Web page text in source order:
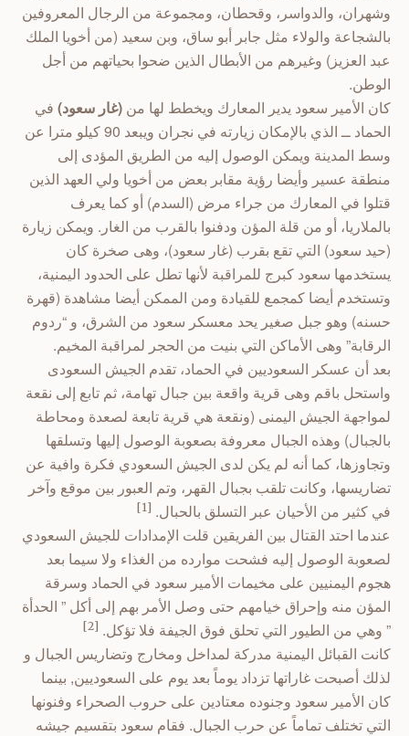
وشهران، والدواسر، وقحطان، ومجموعة من الرجال المعروفين
بالشجاعة والولاء مثل جابر أبو ساق، وبن سعيد (من أخويا الملك
عبد العزيز) وغيرهم من الأبطال الذين ضحوا بحياتهم من أجل
الوطن.
كان الأمير سعود يدير المعارك ويخطط لها من (غار سعود) في
الحماد ــ الذي بالإمكان زيارته في نجران ويبعد 90 كيلو مترا عن
وسط المدينة ويمكن الوصول إليه من الطريق المؤدى إلى
منطقة عسير وأيضا رؤية مقابر بعض من أخويا ولي العهد الذين
قتلوا في المعارك من جراء مرض (السدم) أو كما يعرف
بالملاريا، أو من قلة المؤن ودفنوا بالقرب من الغار. ويمكن زيارة
(حيد سعود) التي تقع بقرب (غار سعود)، وهى صخرة كان
يستخدمها سعود كبرج للمراقبة لأنها تطل على الحدود اليمنية،
وتستخدم أيضا كمجمع للقيادة ومن الممكن أيضا مشاهدة (قهرة
حسنه) وهو جبل صغير يحد معسكر سعود من الشرق، و “ردوم
الرقابة” وهى الأماكن التي بنيت من الحجر لمراقبة المخيم.
بعد أن عسكر السعوديين في الحماد، تقدم الجيش السعودى
واستحل باقم وهى قرية واقعة بين جبال تهامة، ثم تابع إلى نقعة
لمواجهة الجيش اليمنى (ونقعة هي قرية تابعة لصعدة ومحاطة
بالجبال) وهذه الجبال معروفة بصعوبة الوصول إليها وتسلقها
وتجاوزها، كما أنه لم يكن لدى الجيش السعودي فكرة وافية عن
تضاريسها، وكانت تلقب بجبال القهر، وتم العبور بين موقع وآخر
في كثير من الأحيان عبر التسلق بالحبال. [1]
عندما احتد القتال بين الفريقين قلت الإمدادات للجيش السعودي
لصعوبة الوصول إليه فشحت موارده من الغذاء ولا سيما بعد
هجوم اليمنيين على مخيمات الأمير سعود في الحماد وسرقة
المؤن منه وإحراق خيامهم حتى وصل الأمر بهم إلى أكل ” الحدأة
” وهي من الطيور التي تحلق فوق الجيفة فلا تؤكل. [2]
كانت القبائل اليمنية مدركة لمداخل ومخارج وتضاريس الجبال و
لذلك أصبحت غاراتها تزداد يوماً بعد يوم على السعوديين, بينما
كان الأمير سعود وجنوده معتادين على حروب الصحراء وفنونها
التي تختلف تماماً عن حرب الجبال. فقام سعود بتقسيم جيشه